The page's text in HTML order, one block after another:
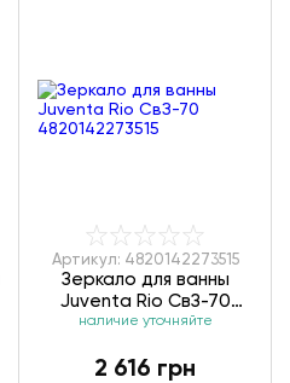
Артикул: 4820142273515
Зеркало для ванны
Juventa Rio СвЗ-70
4820142273515
наличие уточняйте
2 616 грн